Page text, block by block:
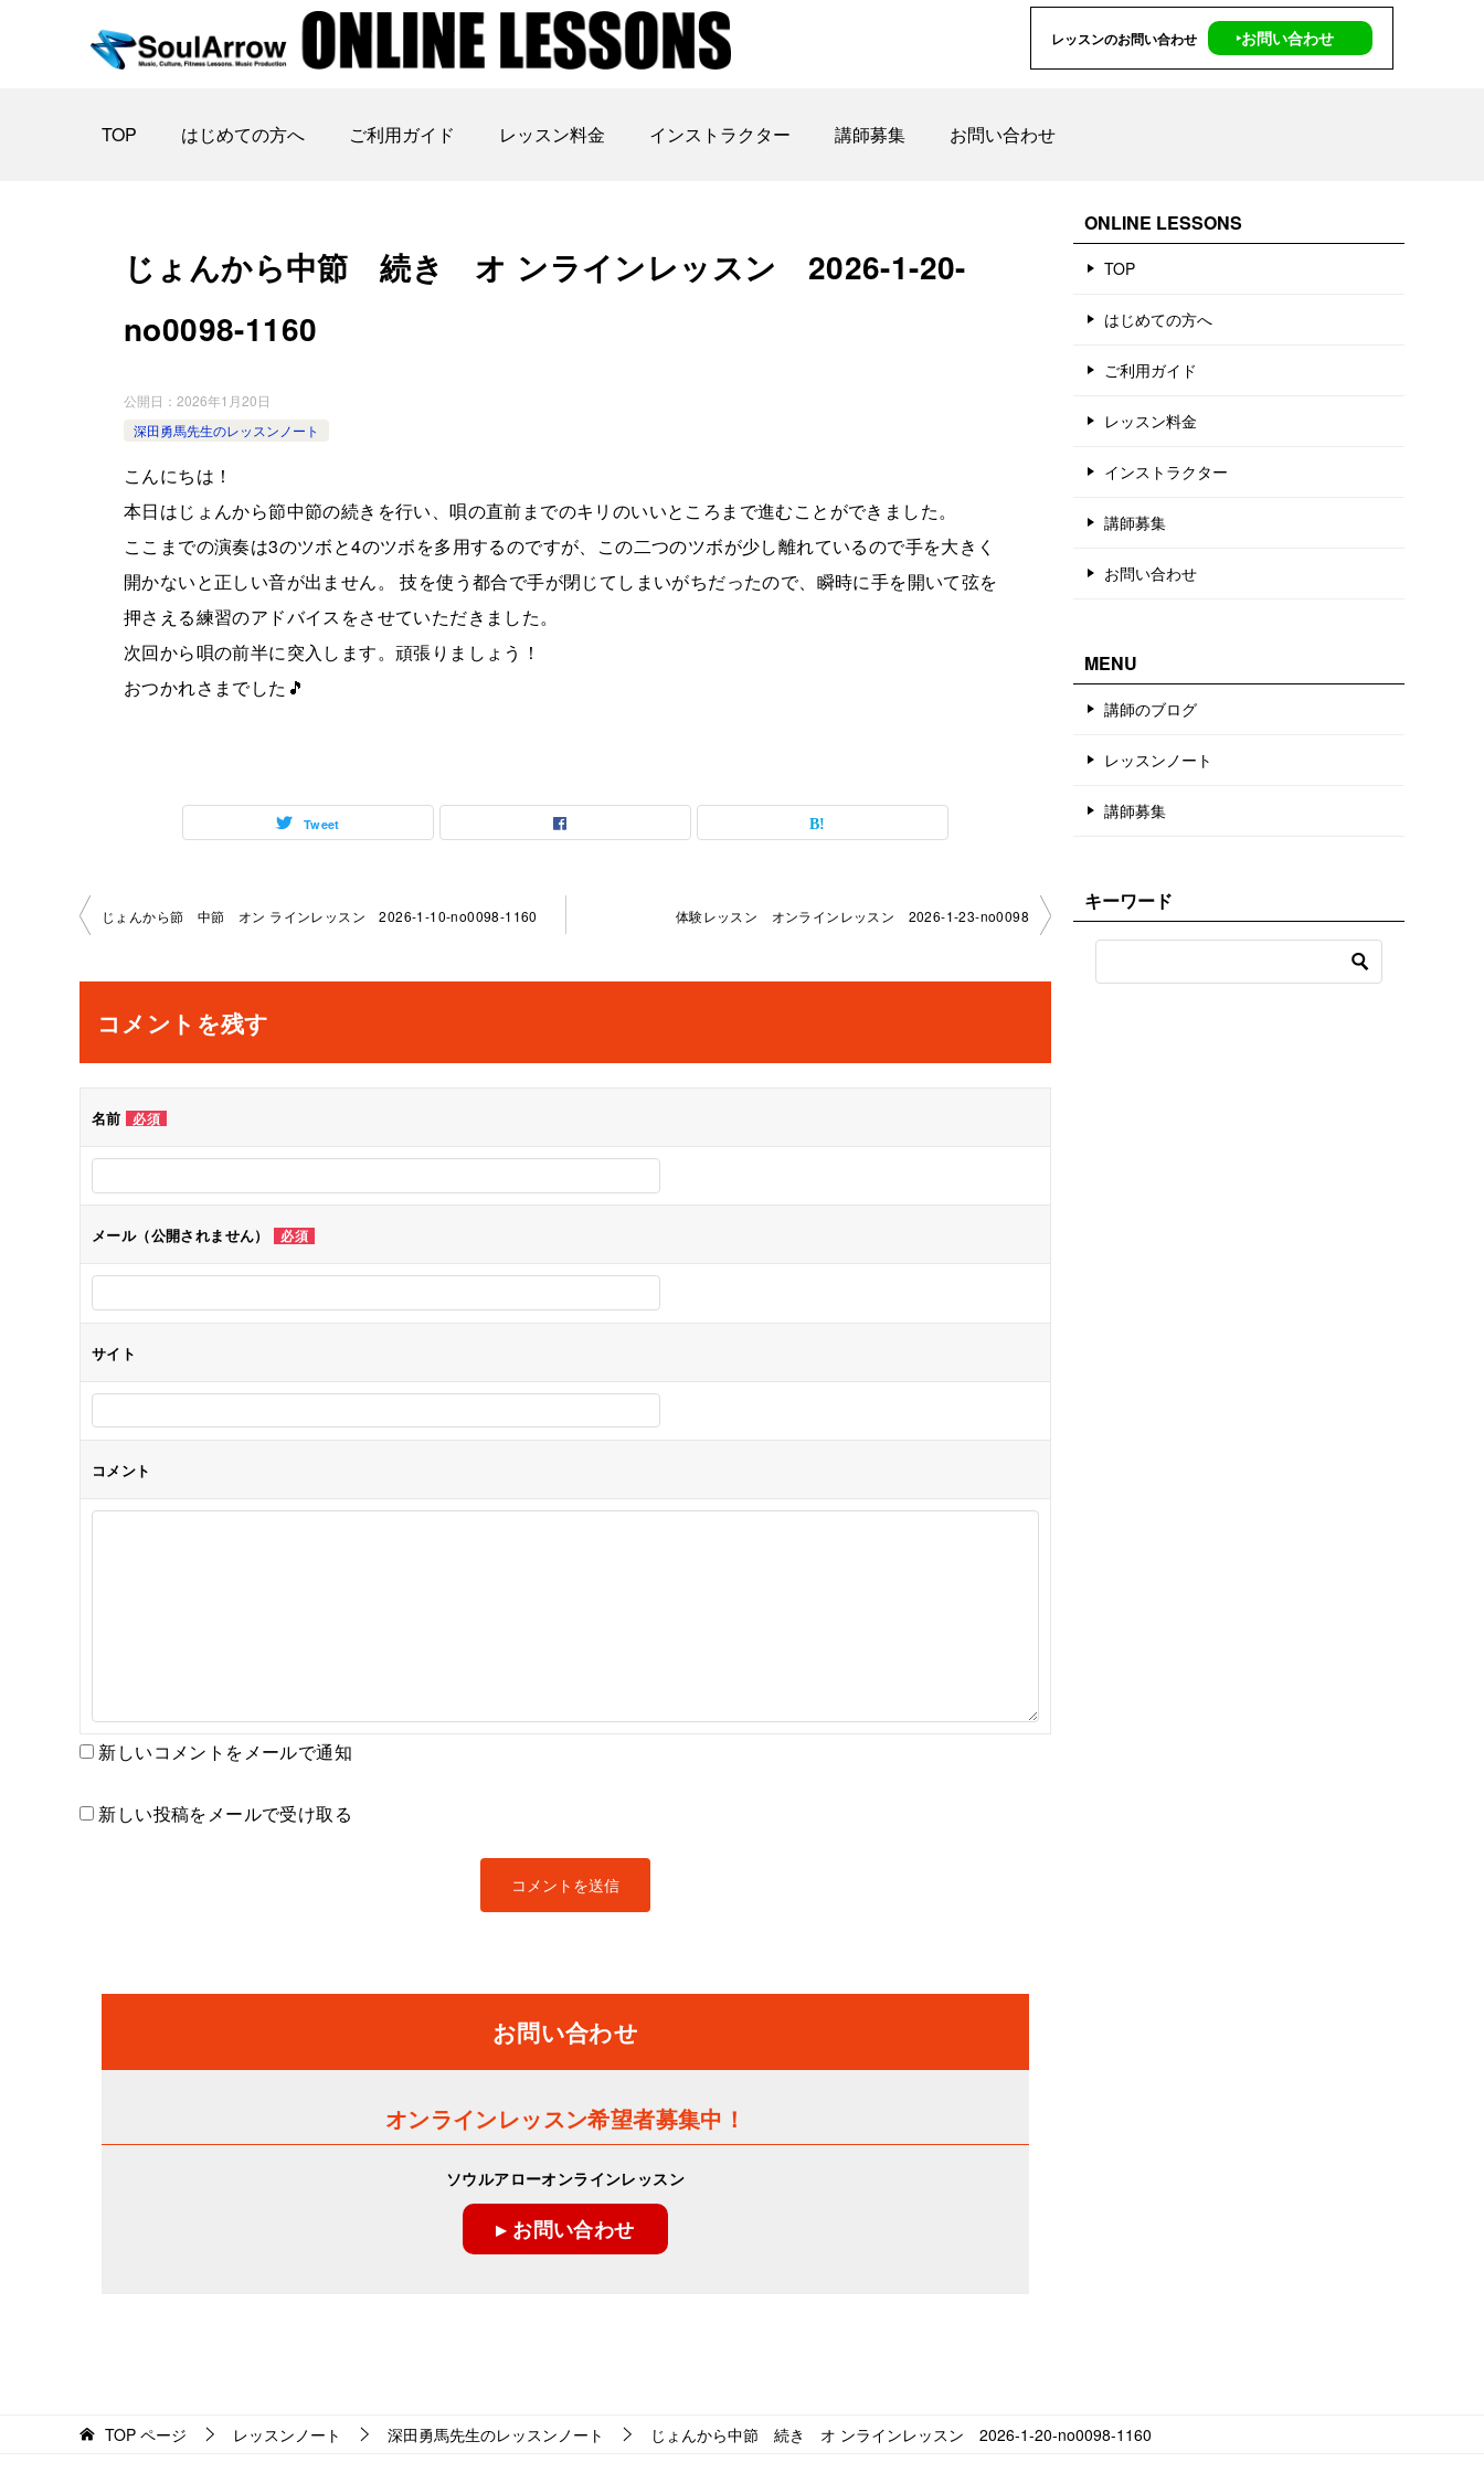
レッスンのお問い合わせ ‣お問い合わせ
TOP はじめての方へ ご利用ガイド レッスン料金 インストラクター 講師募集 お問い合わせ
じょんから中節 続き オ ンラインレッスン 2026-1-20-
no0098-1160
公開日： 2026年1月20日
深田勇馬先生のレッスンノート
こんにちは！
本日はじょんから節中節の続きを行い、唄の直前までのキリのいいところまで進むことができました。
ここまでの演奏は3のツボと4のツボを多用するのですが、この二つのツボが少し離れているので手を大きく
開かないと正しい音が出ません。 技を使う都合で手が閉じてしまいがちだったので、瞬時に手を開いて弦を
押さえる練習のアドバイスをさせていただきました。
次回から唄の前半に突入します。頑張りましょう！
おつかれさまでした🎵
Tweet
投
ナ
ビ
ゲ
ー
シ
ョ
じょんから節 中節 オン ラインレッスン 2026-1-10-no0098-1160 体験レッスン オンラインレッスン 2026-1-23-no0098
コメントを残す
名前 必須
メール（公開されません） 必須
サイト
コメント
新しいコメントをメールで通知
新しい投稿をメールで受け取る
お問い合わせ
オンラインレッスン希望者募集中！
ソウルアローオンラインレッスン
▸ お問い合わせ
ONLINE LESSONS
TOP
はじめての方へ
ご利用ガイド
レッスン料金
インストラクター
講師募集
お問い合わせ
MENU
講師のブログ
レッスンノート
講師募集
キーワード
TOP ページ レッスンノート 深田勇馬先生のレッスンノート じょんから中節 続き オ ンラインレッスン 2026-1-20-no0098-1160